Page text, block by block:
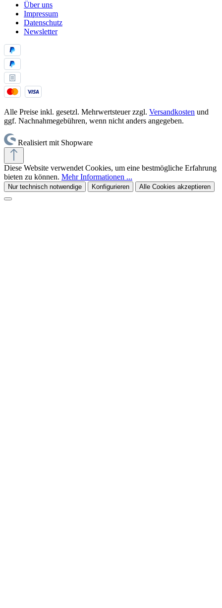
Über uns
Impressum
Datenschutz
Newsletter
Alle Preise inkl. gesetzl. Mehrwertsteuer zzgl. Versandkosten und
ggf. Nachnahmegebühren, wenn nicht anders angegeben.
Realisiert mit Shopware
Diese Website verwendet Cookies, um eine bestmögliche Erfahrung
bieten zu können. Mehr Informationen ...
Nur technisch notwendige Konfigurieren Alle Cookies akzeptieren